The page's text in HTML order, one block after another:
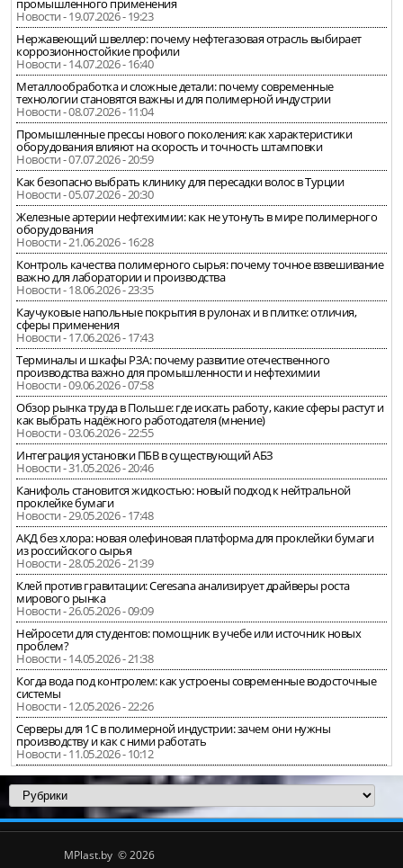
промышленного применения
Новости - 19.07.2026 - 19:23
Нержавеющий швеллер: почему нефтегазовая отрасль выбирает
коррозионностойкие профили
Новости - 14.07.2026 - 16:40
Металлообработка и сложные детали: почему современные
технологии становятся важны и для полимерной индустрии
Новости - 08.07.2026 - 11:04
Промышленные прессы нового поколения: как характеристики
оборудования влияют на скорость и точность штамповки
Новости - 07.07.2026 - 20:59
Как безопасно выбрать клинику для пересадки волос в Турции
Новости - 05.07.2026 - 20:30
Железные артерии нефтехимии: как не утонуть в мире полимерного
оборудования
Новости - 21.06.2026 - 16:28
Контроль качества полимерного сырья: почему точное взвешивание
важно для лаборатории и производства
Новости - 18.06.2026 - 23:35
Каучуковые напольные покрытия в рулонах и в плитке: отличия,
сферы применения
Новости - 17.06.2026 - 17:43
Терминалы и шкафы РЗА: почему развитие отечественного
производства важно для промышленности и нефтехимии
Новости - 09.06.2026 - 07:58
Обзор рынка труда в Польше: где искать работу, какие сферы растут и
как выбрать надёжного работодателя (мнение)
Новости - 03.06.2026 - 22:55
Интеграция установки ПБВ в существующий АБЗ
Новости - 31.05.2026 - 20:46
Канифоль становится жидкостью: новый подход к нейтральной
проклейке бумаги
Новости - 29.05.2026 - 17:48
АКД без хлора: новая олефиновая платформа для проклейки бумаги
из российского сырья
Новости - 28.05.2026 - 21:39
Клей против гравитации: Ceresana анализирует драйверы роста
мирового рынка
Новости - 26.05.2026 - 09:09
Нейросети для студентов: помощник в учебе или источник новых
проблем?
Новости - 14.05.2026 - 21:38
Когда вода под контролем: как устроены современные водосточные
системы
Новости - 12.05.2026 - 22:26
Серверы для 1С в полимерной индустрии: зачем они нужны
производству и как с ними работать
Новости - 11.05.2026 - 10:12
MPlast.by © 2026